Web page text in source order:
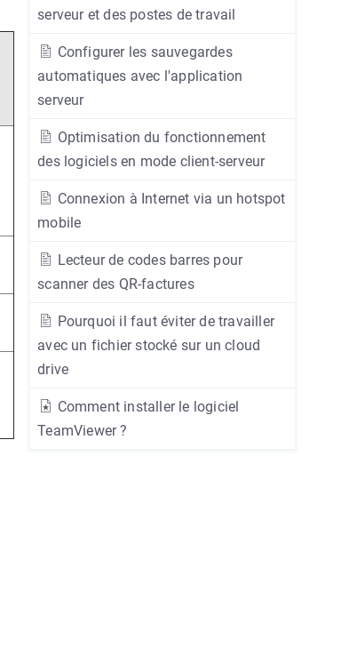
serveur et des postes de travail
Configurer les sauvegardes
automatiques avec l'application
serveur
Optimisation du fonctionnement
des logiciels en mode client-serveur
Connexion à Internet via un hotspot
mobile
Lecteur de codes barres pour
scanner des QR-factures
Pourquoi il faut éviter de travailler
avec un fichier stocké sur un cloud
drive
Comment installer le logiciel
TeamViewer ?